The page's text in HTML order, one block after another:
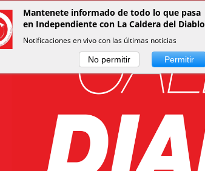
Mantenete informado de todo lo que pasa
en Independiente con La Caldera del Diablo
Notificaciones en vivo con las últimas noticias
No permitir Permitir